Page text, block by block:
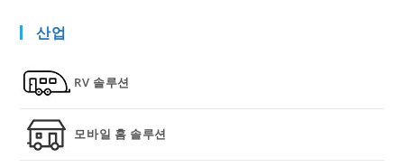
산업
RV 솔루션
모바일 홈 솔루션